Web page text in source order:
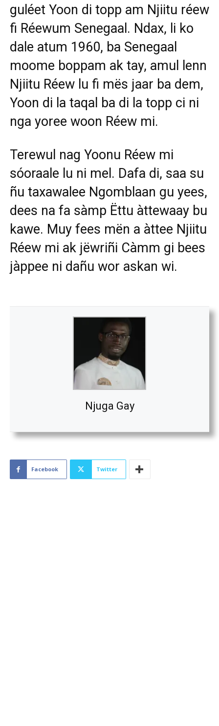
guléet Yoon di topp am Njiitu réew
fi Réewum Senegaal. Ndax, li ko
dale atum 1960, ba Senegaal
moome boppam ak tay, amul lenn
Njiitu Réew lu fi mës jaar ba dem,
Yoon di la taqal ba di la topp ci ni
nga yoree woon Réew mi.
Terewul nag Yoonu Réew mi
sóoraale lu ni mel. Dafa di, saa su
ñu taxawalee Ngomblaan gu yees,
dees na fa sàmp Ëttu àttewaay bu
kawe. Muy fees mën a àttee Njiitu
Réew mi ak jëwriñi Càmm gi bees
jàppee ni dañu wor askan wi.
Njuga Gay
Facebook Twitter